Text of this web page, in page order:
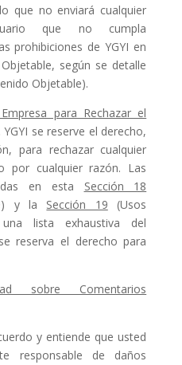
que no enviará cualquier
que no cumpla
prohibiciones de YGYI en
según se detalle
Objetable).
para Rechazar el
. YGYI se reserve el derecho,
para rechazar cualquier
por cualquier razón. Las
en esta Sección 18
y la Sección 19 (Usos
lista exhaustiva del
reserva el derecho para
sobre Comentarios
y entiende que usted
responsable de daños